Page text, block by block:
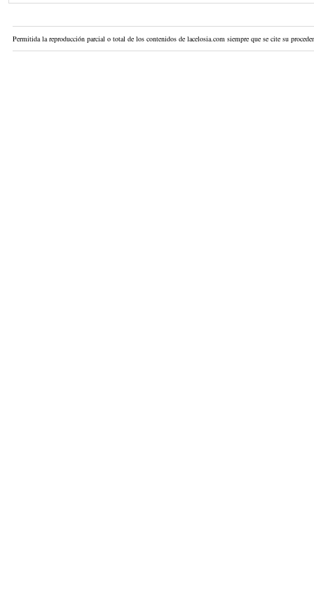
Permitida la reproducción parcial o total de los contenidos de lacelosia.com siempre que se cite su